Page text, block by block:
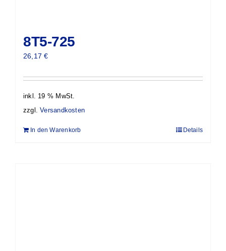
8T5-725
26,17€
inkl. 19 % MwSt.
zzgl.Versandkosten
In den Warenkorb Details